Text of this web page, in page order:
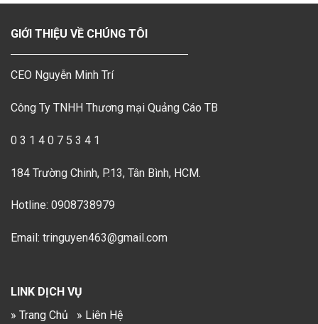
GIỚI THIỆU VỀ CHÚNG TÔI
CEO Nguyễn Minh Trí
Công Ty TNHH Thương mại Quảng Cáo TB
0 3 1 4 0 7 5 3 4 1
184 Trường Chinh, P.13, Tân Bình, HCM.
Hotline: 0908738979
Email: tringuyen463@gmail.com
LINK DỊCH VỤ
» Trang Chủ
» Liên Hệ